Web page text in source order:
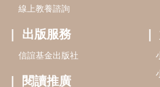
小袋鼠說故事劇團
service@hsin-yi.org.tw
信誼好好育兒
(02)2396-5305轉2345 (週一～週